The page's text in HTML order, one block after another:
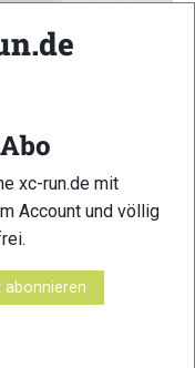
xc-run.de mit
Account und völlig